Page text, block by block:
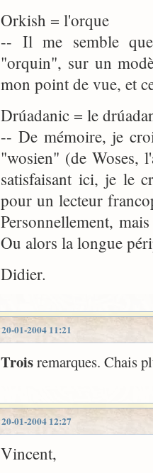
Orkish = l'orque
-- Il me semble
"orquin", sur un
mon point de vue, et
Drúadanic = le
-- De mémoire, je
"wosien" (de Woses,
satisfaisant ici, je le
pour un lecteur
Personnellement,
Ou alors la longue
Didier.
20-01-2004 11:21
Troisremarques. Chais
20-01-2004 12:27
Vincent,